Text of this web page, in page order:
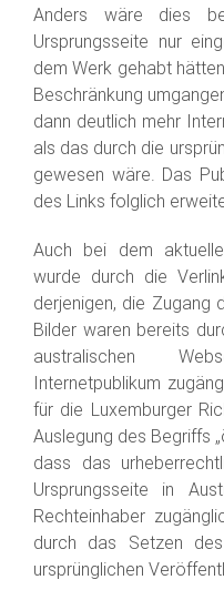
Anders wäre dies
Ursprungsseite nur
dem Werk gehabt
Beschränkung
dann deutlich mehr
als das durch die
gewesen wäre. Das
des Links folglich
Auch bei dem
wurde durch die
derjenigen, die Zugang
Bilder waren bereits
australischen
Internetpublikum
für die Luxemburger
Auslegung des Begriffs
dass das
Ursprungsseite in
Rechteinhaber
durch das Setzen
ursprünglichen